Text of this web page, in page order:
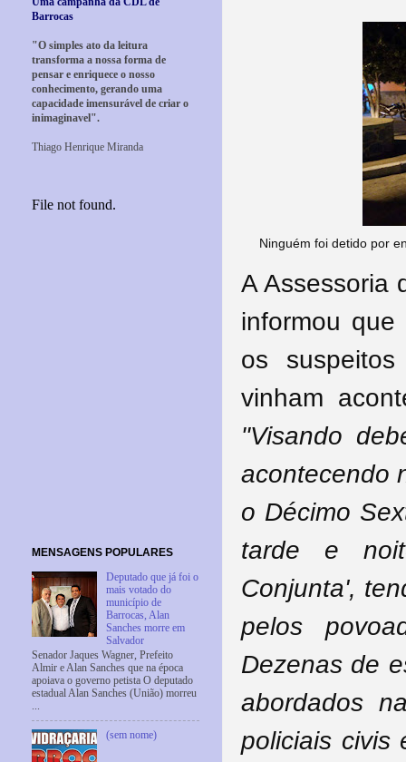
Ninguém foi detido por
A Assessoria
informou
os
vinham
"Visando
acontecendo
o Décimo
tarde e
Conjunta',
pelos
Dezenas de
abordados
policiais civis
Barrocas
"O simples ato da leitura
transforma a nossa forma de
pensar e enriquece o nosso
conhecimento, gerando uma
capacidade imensurável de criar o
inimaginavel".
Thiago Henrique Miranda
MENSAGENS POPULARES
Deputado que já foi o
mais votado do
município de
Barrocas, Alan
Sanches morre em
Salvador
Senador Jaques Wagner, Prefeito
Almir e Alan Sanches que na época
apoiava o governo petista O deputado
estadual Alan Sanches (União) morreu
...
(sem nome)